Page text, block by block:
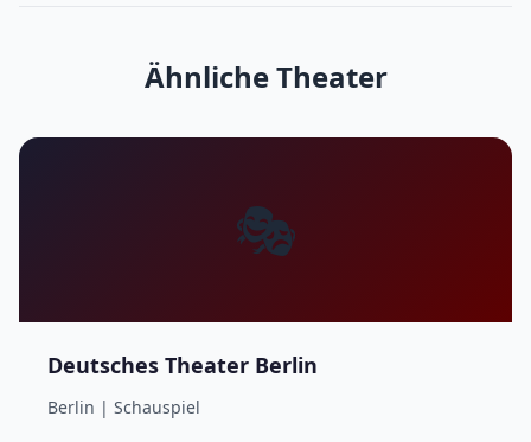
Ähnliche Theater
🎭
Deutsches Theater Berlin
Berlin | Schauspiel